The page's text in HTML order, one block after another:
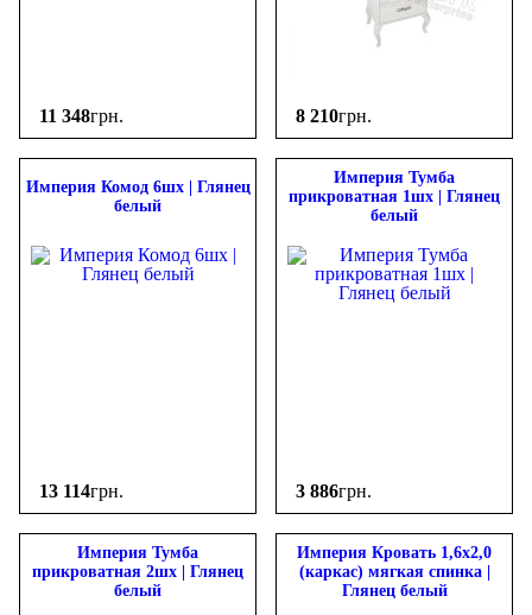
11 348грн. 8 210грн.
Империя Комод 6шх | Глянец
белый
13 114грн.
Империя Тумба
прикроватная 1шх | Глянец
белый
3 886грн.
Империя Тумба
прикроватная 2шх | Глянец
белый
Империя Кровать 1,6х2,0
(каркас) мягкая спинка |
Глянец белый